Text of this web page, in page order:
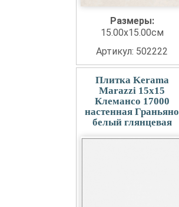
Размеры:
15.00x15.00см
Артикул: 502222
Плитка Kerama
Marazzi 15x15
Клемансо 17000
настенная Граньяно
белый глянцевая